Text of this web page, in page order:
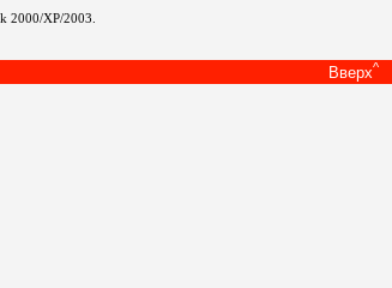
2000/XP/2003.
Вверх^